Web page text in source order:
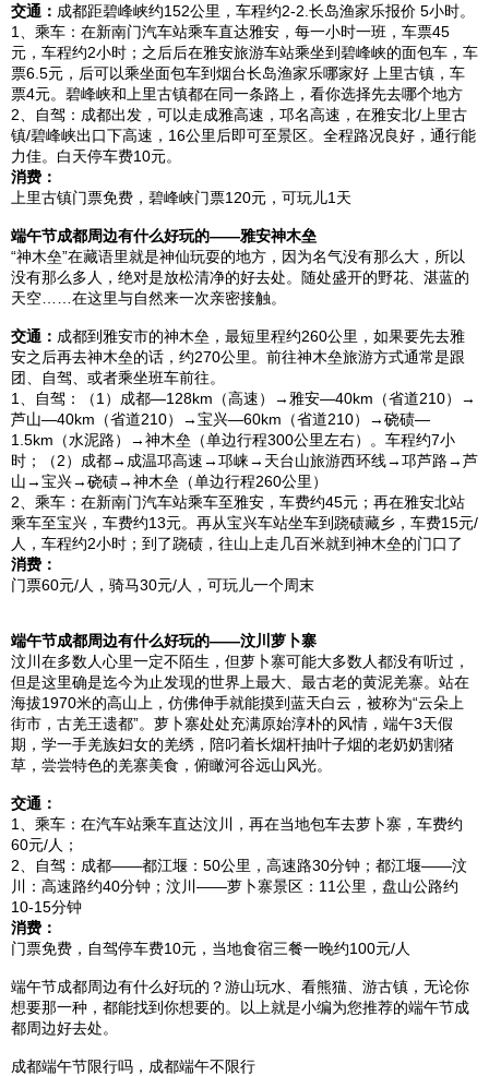
交通： 成都距碧峰峡约152公里，车程约2-2.长岛渔家乐报价 5小时。
1、乘车：在新南门汽车站乘车直达雅安 ，每一小时一班，车票45
元，车程约2小时；之后后在雅安旅游车站乘坐到碧峰峡的面包车，车
票6.5元，后可以乘坐面包车到烟台长岛渔家乐哪家好
上里古镇，车
票4元。 碧峰峡和 上里古镇都在同一条路上，看你选择先去哪个地方
2、自驾： 成都出发，可以走成雅高速，邛名高速，在雅安北/ 上里古
镇/碧峰峡出口下高速，16公里后即可至景区。全程路况良好，通行能
力佳。白天停车费10元。
消费：
上里古镇门票免费， 碧峰峡门票120元，可玩儿1天
端午节成都周边有什么好玩的——雅安神木垒
“神木垒”在藏语里就是神仙玩耍的地方，因为名气没有那么大，所以
没有那么多人，绝对是放松清净的好去处。随处盛开的野花、湛蓝的
天空……在这里与自然来一次亲密接触。
交通： 成都到 雅安市的神木垒 ，最短里程约260公里，如果要先去雅
安之后再去神木垒的话，约270公里。前往神木垒旅游方式通常是跟
团、自驾、或者乘坐班车前往。
1、自驾：（1） 成都—128km（高速）→ 雅安—40km（省道210）→
芦山—40km（省道210）→宝兴—60km（省道210）→硗碛—
1.5km（水泥路）→神木垒 （单边行程300公里左右）。车程约7小
时；（2） 成都→成温邛高速→邛崃→ 天台山旅游西环线→邛芦路→芦
山→宝兴→硗碛→神木垒 （单边行程260公里）
2、乘车：在新南门汽车站乘车至雅安 ，车费约45元；再在雅安北站
乘车至宝兴 ，车费约13元。再从宝兴车站坐车到跷碛藏乡，车费15元/
人，车程约2小时；到了跷碛，往山上走几百米就到神木垒的门口了
消费：
门票60元/人，骑马30元/人，可玩儿一个周末
端午节成都周边有什么好玩的——汶川 萝卜寨
汶川 在多数人心里一定不陌生，但萝卜寨可能大多数人都没有听过，
但是这里确是迄今为止发现的世界上最大、最古老的黄泥羌寨。站在
海拔1970米的高山上，仿佛伸手就能摸到蓝天白云，被称为“云朵上
街市，古羌王遗都”。 萝卜寨处处充满原始淳朴的风情，端午3天假
期，学一手羌族妇女的羌绣，陪叼着长烟杆抽叶子烟的老奶奶割猪
草，尝尝特色的羌寨美食，俯瞰河谷远山风光。
交通：
1、乘车：在汽车站乘车直达汶川 ，再在当地包车去萝卜寨 ，车费约
60元/人；
2、自驾： 成都——都江堰 ：50公里，高速路30分钟； 都江堰——汶
川
：高速路约40分钟； 汶川 ——萝卜寨景区：11公里， 盘山公路约
10-15分钟
消费：
门票免费，自驾停车费10元，当地食宿三餐一晚约100元/人
端午节成都周边有什么好玩的？游山玩水、看熊猫、游古镇，无论你
想要那一种，都能找到你想要的。以上就是小编为您推荐的端午节成
都周边好去处。
成都端午节限行吗，成都端午不限行